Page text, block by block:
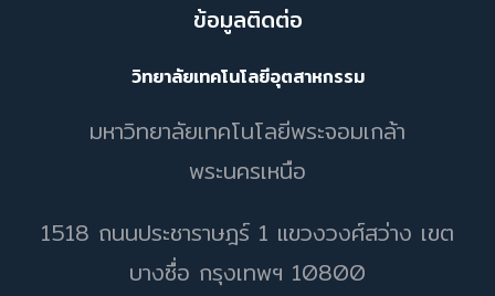
ข้อมูลติดต่อ
วิทยาลัยเทคโนโลยีอุตสาหกรรม
มหาวิทยาลัยเทคโนโลยีพระจอมเกล้า
พระนครเหนือ
1518 ถนนประชาราษฎร์ 1 แขวงวงศ์สว่าง เขต
บางซื่อ กรุงเทพฯ 10800